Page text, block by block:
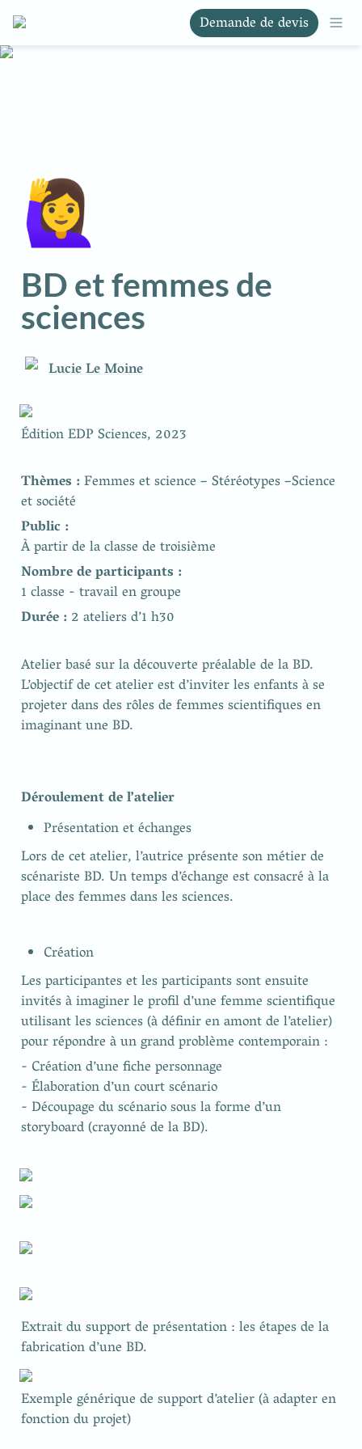
Demande de devis
🙋‍♀️
BD et femmes de
sciences
Lucie Le Moine
Édition EDP Sciences, 2023
Thèmes : Femmes et science – Stéréotypes –Science
et société
À partir de la classe de troisième
1 classe - travail en groupe
Durée : 2 ateliers d’1 h30
Atelier basé sur la découverte préalable de la BD.
L’objectif de cet atelier est d’inviter les enfants à se
projeter dans des rôles de femmes scientifiques en
imaginant une BD.
Déroulement de l’atelier
Présentation et échanges
Lors de cet atelier, l’autrice présente son métier de
scénariste BD. Un temps d’échange est consacré à la
place des femmes dans les sciences.
Création
Les participantes et les participants sont ensuite
invités à imaginer le profil d’une femme scientifique
utilisant les sciences (à définir en amont de l’atelier)
pour répondre à un grand problème contemporain :
- Création d’une fiche personnage
- Élaboration d’un court scénario
- Découpage du scénario sous la forme d’un
storyboard (crayonné de la BD).
Extrait du support de présentation : les étapes de la
fabrication d’une BD.
Exemple générique de support d’atelier (à adapter en
fonction du projet)